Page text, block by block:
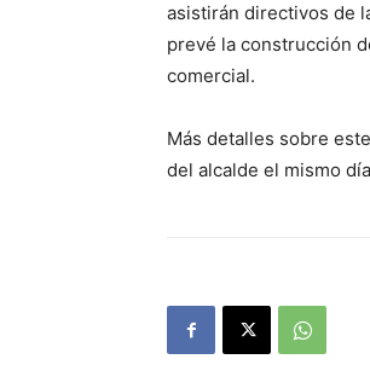
asistirán directivos de
prevé la construcción
comercial.
Más detalles sobre
del alcalde el mismo